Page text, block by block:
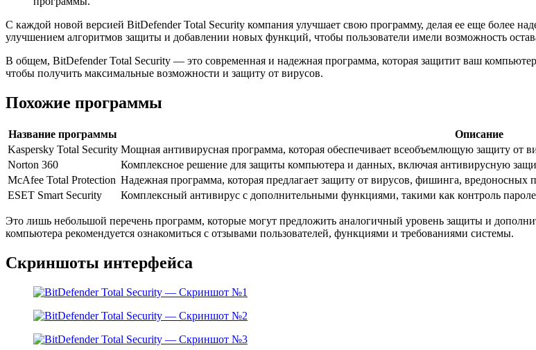
С каждой новой версией BitDefender Total Security компания улучшает свою программу, делая ее еще более
улучшением алгоритмов защиты и добавлении новых функций, чтобы пользователи имели возможность
В общем, BitDefender Total Security — это современная и надежная программа, которая защитит ваш
чтобы получить максимальные возможности и защиту от вирусов.
Похожие программы
Название программы
Описание
Kaspersky Total Security Мощная антивирусная программа, которая обеспечивает всеобъемлющую защиту от
Norton 360
Комплексное решение для защиты компьютера и данных, включая антивирусную
McAfee Total Protection Надежная программа, которая предлагает защиту от вирусов, фишинга, вредоносных
ESET Smart Security
Комплексный антивирус с дополнительными функциями, такими как контроль
Это лишь небольшой перечень программ, которые могут предложить аналогичный уровень защиты и
компьютера рекомендуется ознакомиться с отзывами пользователей, функциями и требованиями системы.
Скриншоты интерфейса